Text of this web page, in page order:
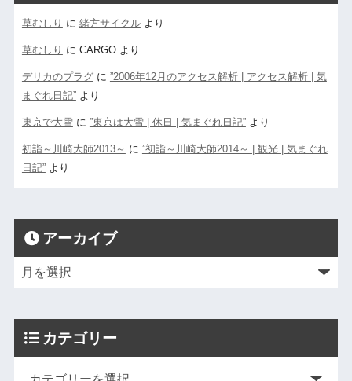
草むしり に 緒方サイクルより
草むしり に CARGOより
デリカのプラグに ”2006年12月のアクセス解析 | アクセス解析 | 気
まぐれ日記”より
東京で大雪に ”東京は大雪 | 休日 | 気まぐれ日記”より
初詣～川崎大師2013～ に ”初詣～川崎大師2014～ | 観光 | 気まぐれ
日記”より
アーカイブ
カテゴリー